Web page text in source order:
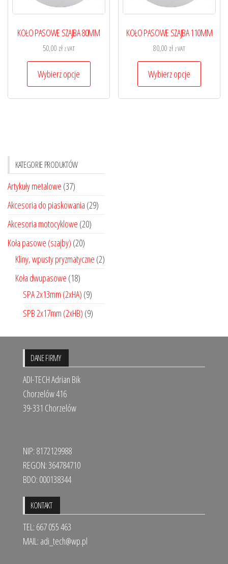
KOŁO PASOWE SZAJBA 80MM
50,00 zł z VAT
Wybierz opcje
Ten
produktu
KOŁO PASOWE SZAJBA 110MM
80,00 zł z VAT
Wybierz opcje
Ten
KATEGORIE PRODUKTÓW
Artykuły metalowe (37)
Akcesoria do piaskowania (29)
Akcesoria motocyklowe (20)
Koła pasowe (szajby) (20)
Kliny, wpusty pryzmatyczne (2)
Koła dwupasowe (18)
SPA 2x13mm (2xHA) (9)
SPB 2x17mm (2xHB) (9)
DANE FIRMY
ADI-TECH Adrian Bik
Chorzelów 416
39-331 Chorzelów
NIP: 8172129988
REGON: 364784710
BDO: 000138344
KONTAKT
TEL: 667 055 463
MAIL: adi_tech@wp.pl